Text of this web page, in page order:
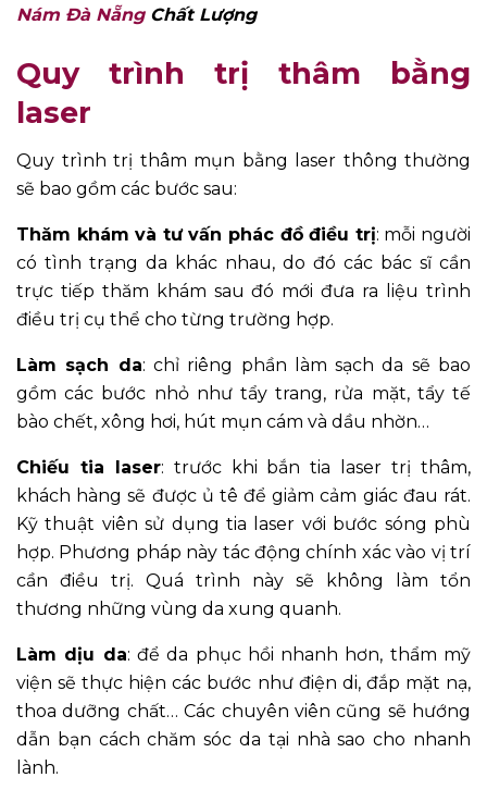
Nám Đà Nẵng Chất Lượng
Quy trình trị thâm bằng
laser
Quy trình trị thâm mụn bằng laser thông thường
sẽ bao gồm các bước sau:
Thăm khám và tư vấn phác đồ điều trị: mỗi người
có tình trạng da khác nhau, do đó các bác sĩ cần
trực tiếp thăm khám sau đó mới đưa ra liệu trình
điều trị cụ thể cho từng trường hợp.
Làm sạch da: chỉ riêng phần làm sạch da sẽ bao
gồm các bước nhỏ như tẩy trang, rửa mặt, tẩy tế
bào chết, xông hơi, hút mụn cám và dầu nhờn…
Chiếu tia laser: trước khi bắn tia laser trị thâm,
khách hàng sẽ được ủ tê để giảm cảm giác đau rát.
Kỹ thuật viên sử dụng tia laser với bước sóng phù
hợp. Phương pháp này tác động chính xác vào vị trí
cần điều trị. Quá trình này sẽ không làm tổn
thương những vùng da xung quanh.
Làm dịu da: để da phục hồi nhanh hơn, thẩm mỹ
viện sẽ thực hiện các bước như điện di, đắp mặt nạ,
thoa dưỡng chất… Các chuyên viên cũng sẽ hướng
dẫn bạn cách chăm sóc da tại nhà sao cho nhanh
lành.